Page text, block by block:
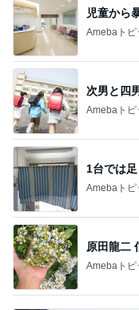
児童から
Amebaトピ
次男と四
Amebaトピ
1台では
Amebaトピ
原田龍二
Amebaトピ